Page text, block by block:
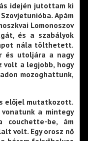
idején jutottam ki
Apám
Lomonoszov
és a szabályok
nála tölthetett.
és utoljára a nagy
volt a legjobb, hogy
mozoghattunk,
előjel mutatkozott.
a mintegy
couchette-be, ám
volt. Egy orosz nő